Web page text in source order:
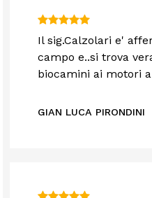
Il sig.Calzolari e'
campo e..si trova
biocamini ai motori
GIAN LUCA PIRONDINI